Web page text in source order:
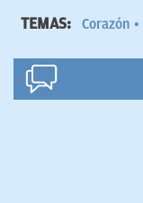
TEMAS: Corazón